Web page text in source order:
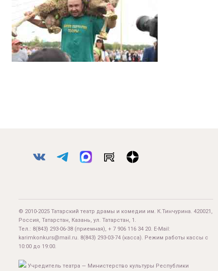
© 2010-2025 Татарский театр драмы и комедии им. К.Тинчурина. 420021,
Россия, Татарстан, Казань, ул. Татарстан, 1.
Тел.: 8(843) 293-06-38 (приемная), + 7 906 116 34 20. E-Mail:
karimkonkurs@mail.ru. 8(843) 293-03-74 (касса). Режим работы кассы с
10:00 до 19:00.
Учредитель театра — Министерство культуры Республики